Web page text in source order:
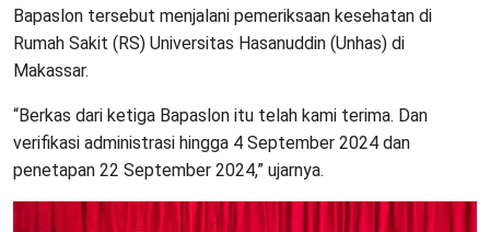
Bapaslon tersebut menjalani pemeriksaan kesehatan di
Rumah Sakit (RS) Universitas Hasanuddin (Unhas) di
Makassar.
“Berkas dari ketiga Bapaslon itu telah kami terima. Dan
verifikasi administrasi hingga 4 September 2024 dan
penetapan 22 September 2024,” ujarnya.